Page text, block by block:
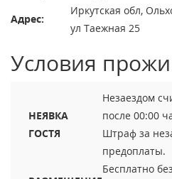
Адрес:
Иркутская обл,
ул Таежная 25
Условия
НЕЯВКА
ГОСТЯ
Незаездом
после 00:00
Штраф за
предоплаты.
Бесплатно